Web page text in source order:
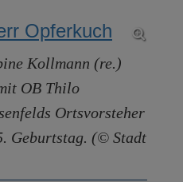
Kollmann (re.)
OB Thilo
Ortsvorsteher
Geburtstag. (© Stadt